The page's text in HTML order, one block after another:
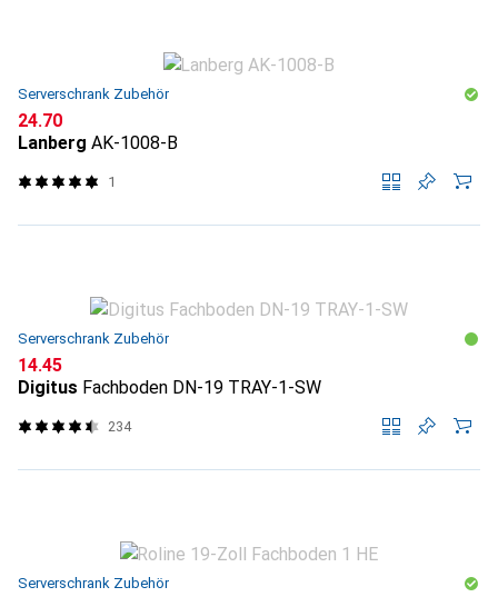
Serverschrank Zubehör
CHF
24.70
Lanberg AK-1008-B
1
Serverschrank Zubehör
CHF
14.45
Digitus Fachboden DN-19 TRAY-1-SW
234
Serverschrank Zubehör